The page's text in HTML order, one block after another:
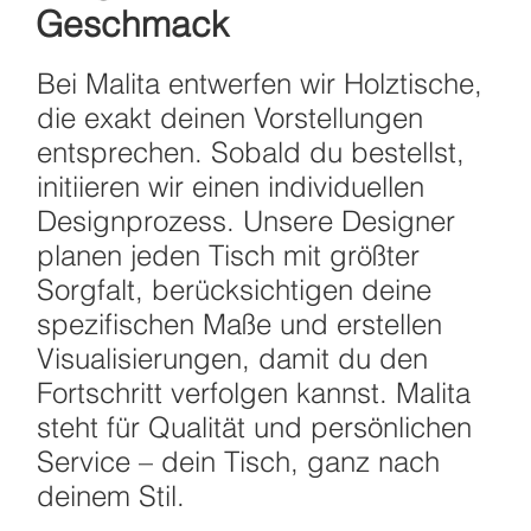
Geschmack
Bei Malita entwerfen wir Holztische,
die exakt deinen Vorstellungen
entsprechen. Sobald du bestellst,
initiieren wir einen individuellen
Designprozess. Unsere Designer
planen jeden Tisch mit größter
Sorgfalt, berücksichtigen deine
spezifischen Maße und erstellen
Visualisierungen, damit du den
Fortschritt verfolgen kannst. Malita
steht für Qualität und persönlichen
Service – dein Tisch, ganz nach
deinem Stil.